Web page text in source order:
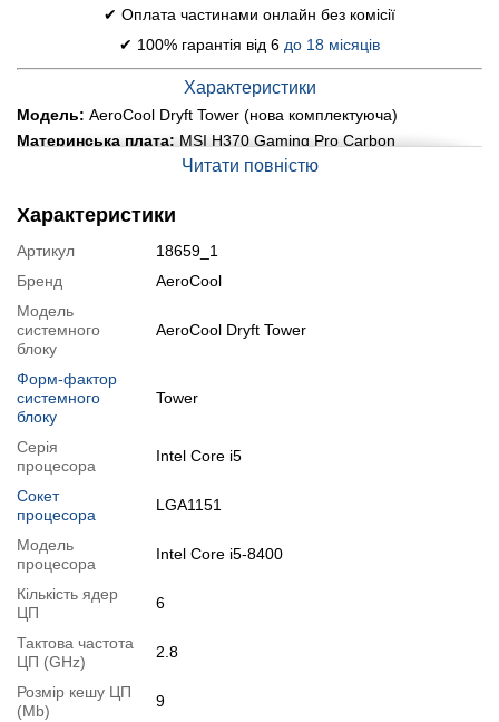
✔ Оплата частинами онлайн без комісії
✔ 100% гарантія від 6 до 18 місяців
Характеристики
Модель: AeroCool Dryft Tower (нова комплектуюча)
Материнська плата: MSI H370 Gaming Pro Carbon
Intel Core i5-8400 (6 ядер по 2.8 - 4.0 GHz), 9 MB
Охолодження процесора:
комплектуюча)
Оперативна пам'ять:16 GB DDR4 (2x 8 GB) Hynix
Постійна пам'ять:500 GB SSD M.2 NVMe Samsung SSD 860
Графіка:
дискретна Sapphire Radeon Nitro + RX 570, 8 GB
GDDR5, 256-bit; живлення 1x 6-pin + 1x 8-pin
DVI, 2x HDMI, 2x DisplayPort, 7x Audio, 1x LAN (RJ-45)
Оптичний привід:
немає
Стан:б/в
Нові комплектуючі:корпус, охолодження процесора, блок
Можлива модифікація:
1. Збільшення об'єму RAM
2.Збільшення розміру HDD
Читати повністю
Характеристики
Артикул
18659_1
Бренд
AeroCool
Модель
системного
блоку
AeroCool Dryft Tower
Форм-фактор
системного
блоку
Tower
Серія
процесора
Intel Core i5
Сокет
процесора
LGA1151
Модель
процесора
Intel Core i5-8400
Кількість ядер
ЦП
6
Тактова частота
ЦП (GHz)
2.8
Розмір кешу ЦП
(Mb)
9